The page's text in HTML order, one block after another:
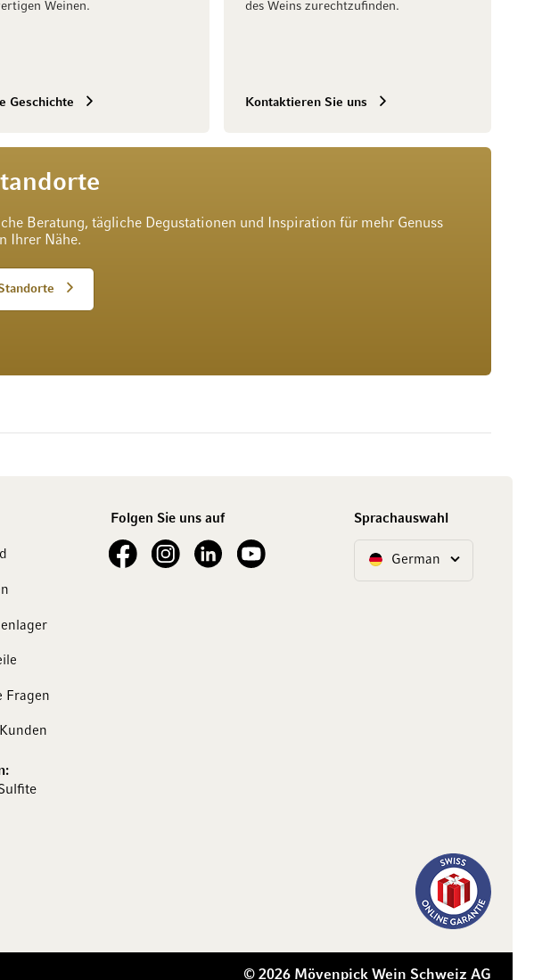
Weinen.
Geschichte
des Weins zurechtzufinden.
Kontaktieren Sie uns
Beratung, tägliche Degustationen und Inspiration für mehr Genuss
Ihrer Nähe.
Fragen
Folgen Sie uns auf
See our FacebookSee our Instagram account
See our LinkedInSee our YouTube channel
Sprachauswahl
SpracheGerman
© 2026 Mövenpick Wein Schweiz AG